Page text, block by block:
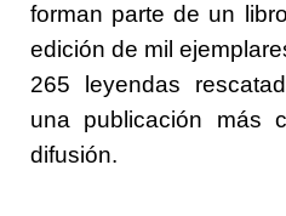
forman parte de un
edición de mil
265 leyendas
una publicación más
difusión.